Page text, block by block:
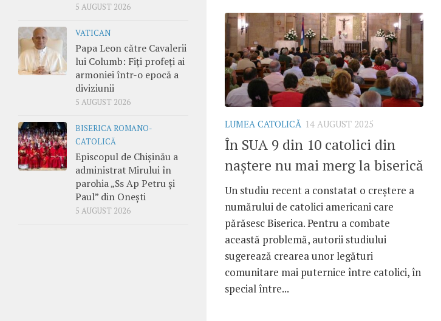
LUMEA CATOLICĂ 14 AUGUST 2025
În SUA 9 din 10 catolici din
naștere nu mai merg la biserică
Un studiu recent a constatat o creștere a
numărului de catolici americani care
părăsesc Biserica. Pentru a combate
această problemă, autorii studiului
sugerează crearea unor legături
comunitare mai puternice între catolici, în
special între...
5 AUGUST 2026
VATICAN
Papa Leon către Cavalerii
lui Columb: Fiți profeți ai
armoniei într-o epocă a
diviziunii
5 AUGUST 2026
BISERICA ROMANO-
CATOLICĂ
Episcopul de Chișinău a
administrat Mirului în
parohia „Ss Ap Petru și
Paul” din Onești
5 AUGUST 2026